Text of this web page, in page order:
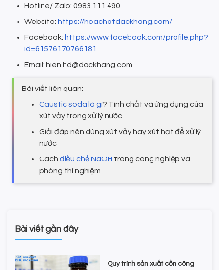
Hotline/ Zalo: 0983 111 490
Website: https://hoachatdackhang.com/
Facebook: https://www.facebook.com/profile.php?
id=61576170766181
Email: hien.hd@dackhang.com
Bài viết liên quan:
Caustic soda là gì? Tính chất và ứng dụng của
xút vảy trong xử lý nước
Giải đáp nên dùng xút vảy hay xút hạt để xử lý
nước
Cách điều chế NaOH trong công nghiệp và
phòng thí nghiệm
Bài viết gần đây
Quy trình sản xuất cồn công